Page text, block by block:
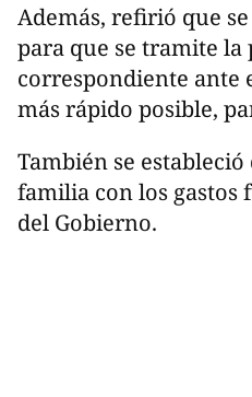
Además, refirió que
para que se tramite la
correspondiente ante
más rápido posible,
También se
familia con los gastos
del Gobierno.